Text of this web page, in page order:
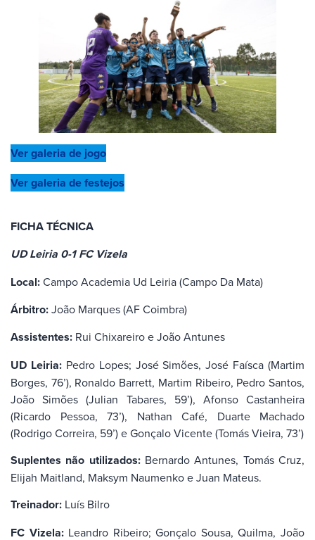
Ver galeria de jogo
Ver galeria de festejos
FICHA TÉCNICA
UD Leiria 0-1 FC Vizela
Local:Campo Academia Ud Leiria (Campo Da Mata)
Árbitro:João Marques (AF Coimbra)
Assistentes: Rui Chixareiro e João Antunes
UD Leiria:Pedro Lopes; José Simões, José Faísca (Martim
Borges, 76’), Ronaldo Barrett, Martim Ribeiro, Pedro Santos,
João Simões (Julian Tabares, 59’), Afonso Castanheira
(Ricardo Pessoa, 73’), Nathan Café, Duarte Machado
(Rodrigo Correira, 59’) e Gonçalo Vicente (Tomás Vieira, 73’)
Suplentes não utilizados:Bernardo Antunes, Tomás Cruz,
Elijah Maitland, Maksym Naumenko e Juan Mateus.
Treinador: Luís Bilro
FC Vizela:Leandro Ribeiro; Gonçalo Sousa, Quilma, João